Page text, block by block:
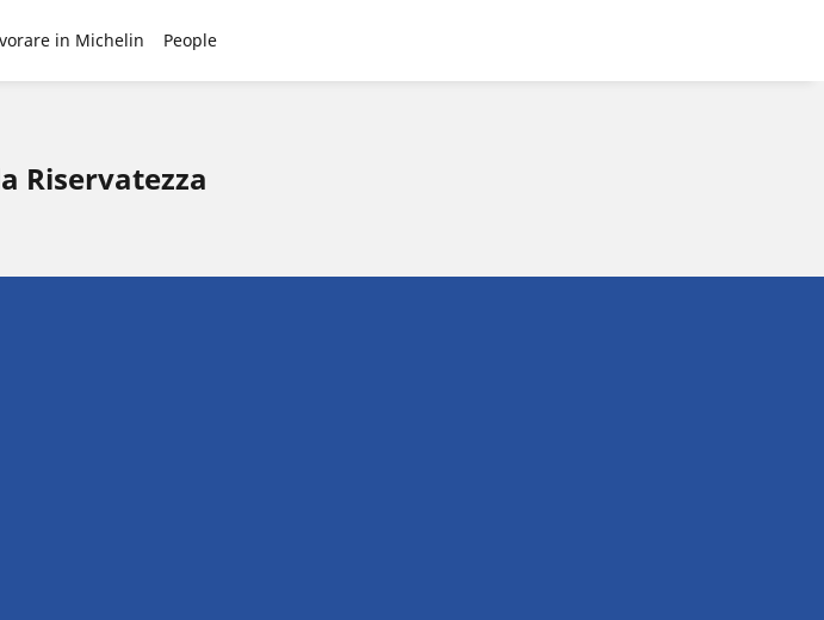
in Michelin People
Riservatezza